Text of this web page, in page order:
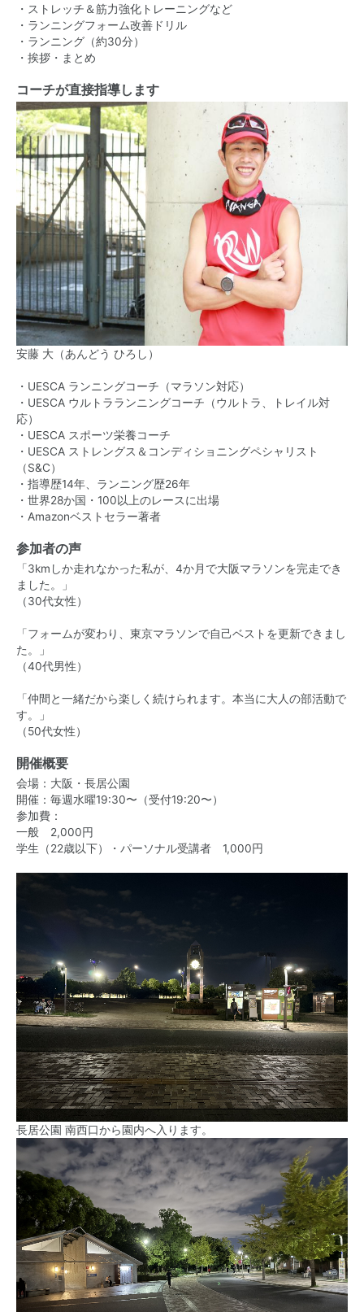
・ストレッチ＆筋力強化トレーニングなど
・ランニングフォーム改善ドリル
・ランニング（約30分）
・挨拶・まとめ
コーチが直接指導します
安藤 大（あんどう ひろし）
・UESCA ランニングコーチ（マラソン対応）
・UESCA ウルトラランニングコーチ（ウルトラ、トレイル対
応）
・UESCA スポーツ栄養コーチ
・UESCA ストレングス＆コンディショニングペシャリスト
（S&C）
・指導歴14年、ランニング歴26年
・世界28か国・100以上のレースに出場
・Amazonベストセラー著者
参加者の声
「3kmしか走れなかった私が、4か月で大阪マラソンを完走でき
ました。」
（30代女性）
「フォームが変わり、東京マラソンで自己ベストを更新できまし
た。」
（40代男性）
「仲間と一緒だから楽しく続けられます。本当に大人の部活動で
す。」
（50代女性）
開催概要
会場：大阪・長居公園
開催：毎週水曜19:30〜（受付19:20〜）
参加費：
一般 2,000円
学生（22歳以下）・パーソナル受講者 1,000円
長居公園 南西口から園内へ入ります。